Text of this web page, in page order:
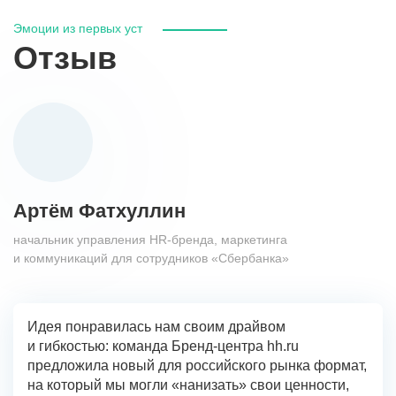
Эмоции из первых уст
Отзыв
Артём Фатхуллин
начальник управления HR-бренда, маркетинга
и коммуникаций для сотрудников «Сбербанка»
Идея понравилась нам своим драйвом
и гибкостью: команда Бренд-центра hh.ru
предложила новый для российского рынка формат,
на который мы могли «нанизать» свои ценности,